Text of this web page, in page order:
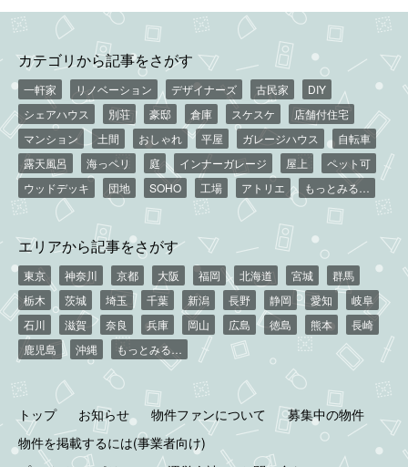
カテゴリから記事をさがす
一軒家 リノベーション デザイナーズ 古民家
DIY
シェアハウス
別荘 豪邸 倉庫 スケスケ
店舗付住宅
マンション
土間 おしゃれ 平屋 ガレージハウス
自転車
露天風呂
海っペリ 庭 インナーガレージ 屋上
ペット可
ウッドデッキ
団地 SOHO 工場 アトリエ もっとみる…
エリアから記事をさがす
東京 神奈川 京都 大阪 福岡 北海道 宮城
群馬
栃木
茨城 埼玉 千葉 新潟 長野 静岡 愛知
岐阜
石川
滋賀 奈良 兵庫 岡山 広島 徳島 熊本
長崎
鹿児島
沖縄 もっとみる…
トップ お知らせ 物件ファンについて
募集中の物件
物件を掲載するには(事業者向け)